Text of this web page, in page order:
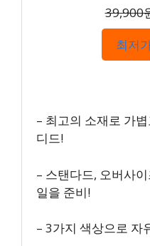
39,900
최저
– 최고의 소재로 가
디드!
– 스탠다드, 오버사
일을 준비!
– 3가지 색상으로 자